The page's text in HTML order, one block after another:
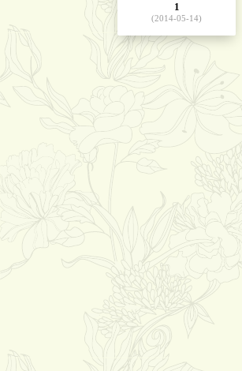
1
(2014-05-14)